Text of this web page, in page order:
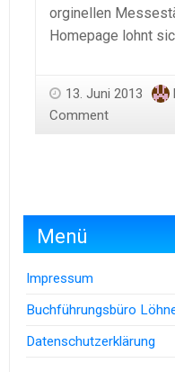
orginellen
Homepage lohnt
13. Juni 2013
Comment
Menü
Impressum
Buchführungsbüro
Datenschutzerklärung